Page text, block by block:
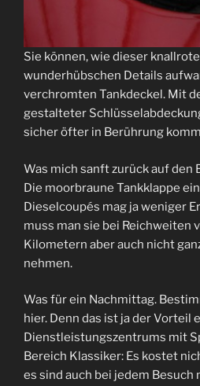
Sie können, wie dieser
wunderhübschen Details
verchromten Tankdeckel. Mit
gestalteter
sicher öfter in Berührung
Was mich sanft zurück auf den
Die moorbraune Tankklappe
Dieselcoupés mag ja weniger
muss man sie bei Reichweiten
Kilometern aber auch nicht
nehmen.
Was für ein Nachmittag.
hier. Denn das ist ja der Vorteil
Dienstleistungszentrums mit
Bereich Klassiker: Es kostet
es sind auch bei jedem Besuch